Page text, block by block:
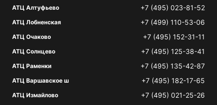
АТЦ Алтуфьево +7 (495) 023-81-52
АТЦ Лобненская +7 (499) 110-53-06
АТЦ Очаково +7 (495) 152-31-11
АТЦ Солнцево +7 (495) 125-38-41
АТЦ Раменки +7 (495) 135-42-87
АТЦ Варшавское ш +7 (495) 182-17-65
АТЦ Измайлово +7 (495) 021-25-26